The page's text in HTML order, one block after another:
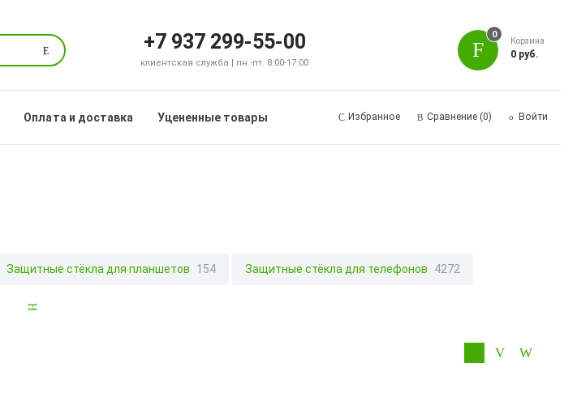
Поиск +7 937 299-55-00
клиентская служба | пн.-пт. 8:00-17:00
0
Корзина
0 руб.
Оплата и доставка Уцененные товары Избранное Сравнение (0) Войти
Защитные стёкла для планшетов 154 Защитные стёкла для телефонов 4272
14980